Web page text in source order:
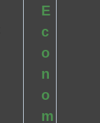
E
c
o
n
o
m